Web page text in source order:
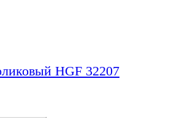
HGF 32207